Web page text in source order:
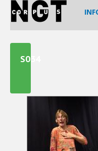
Jump
navigation
topS034